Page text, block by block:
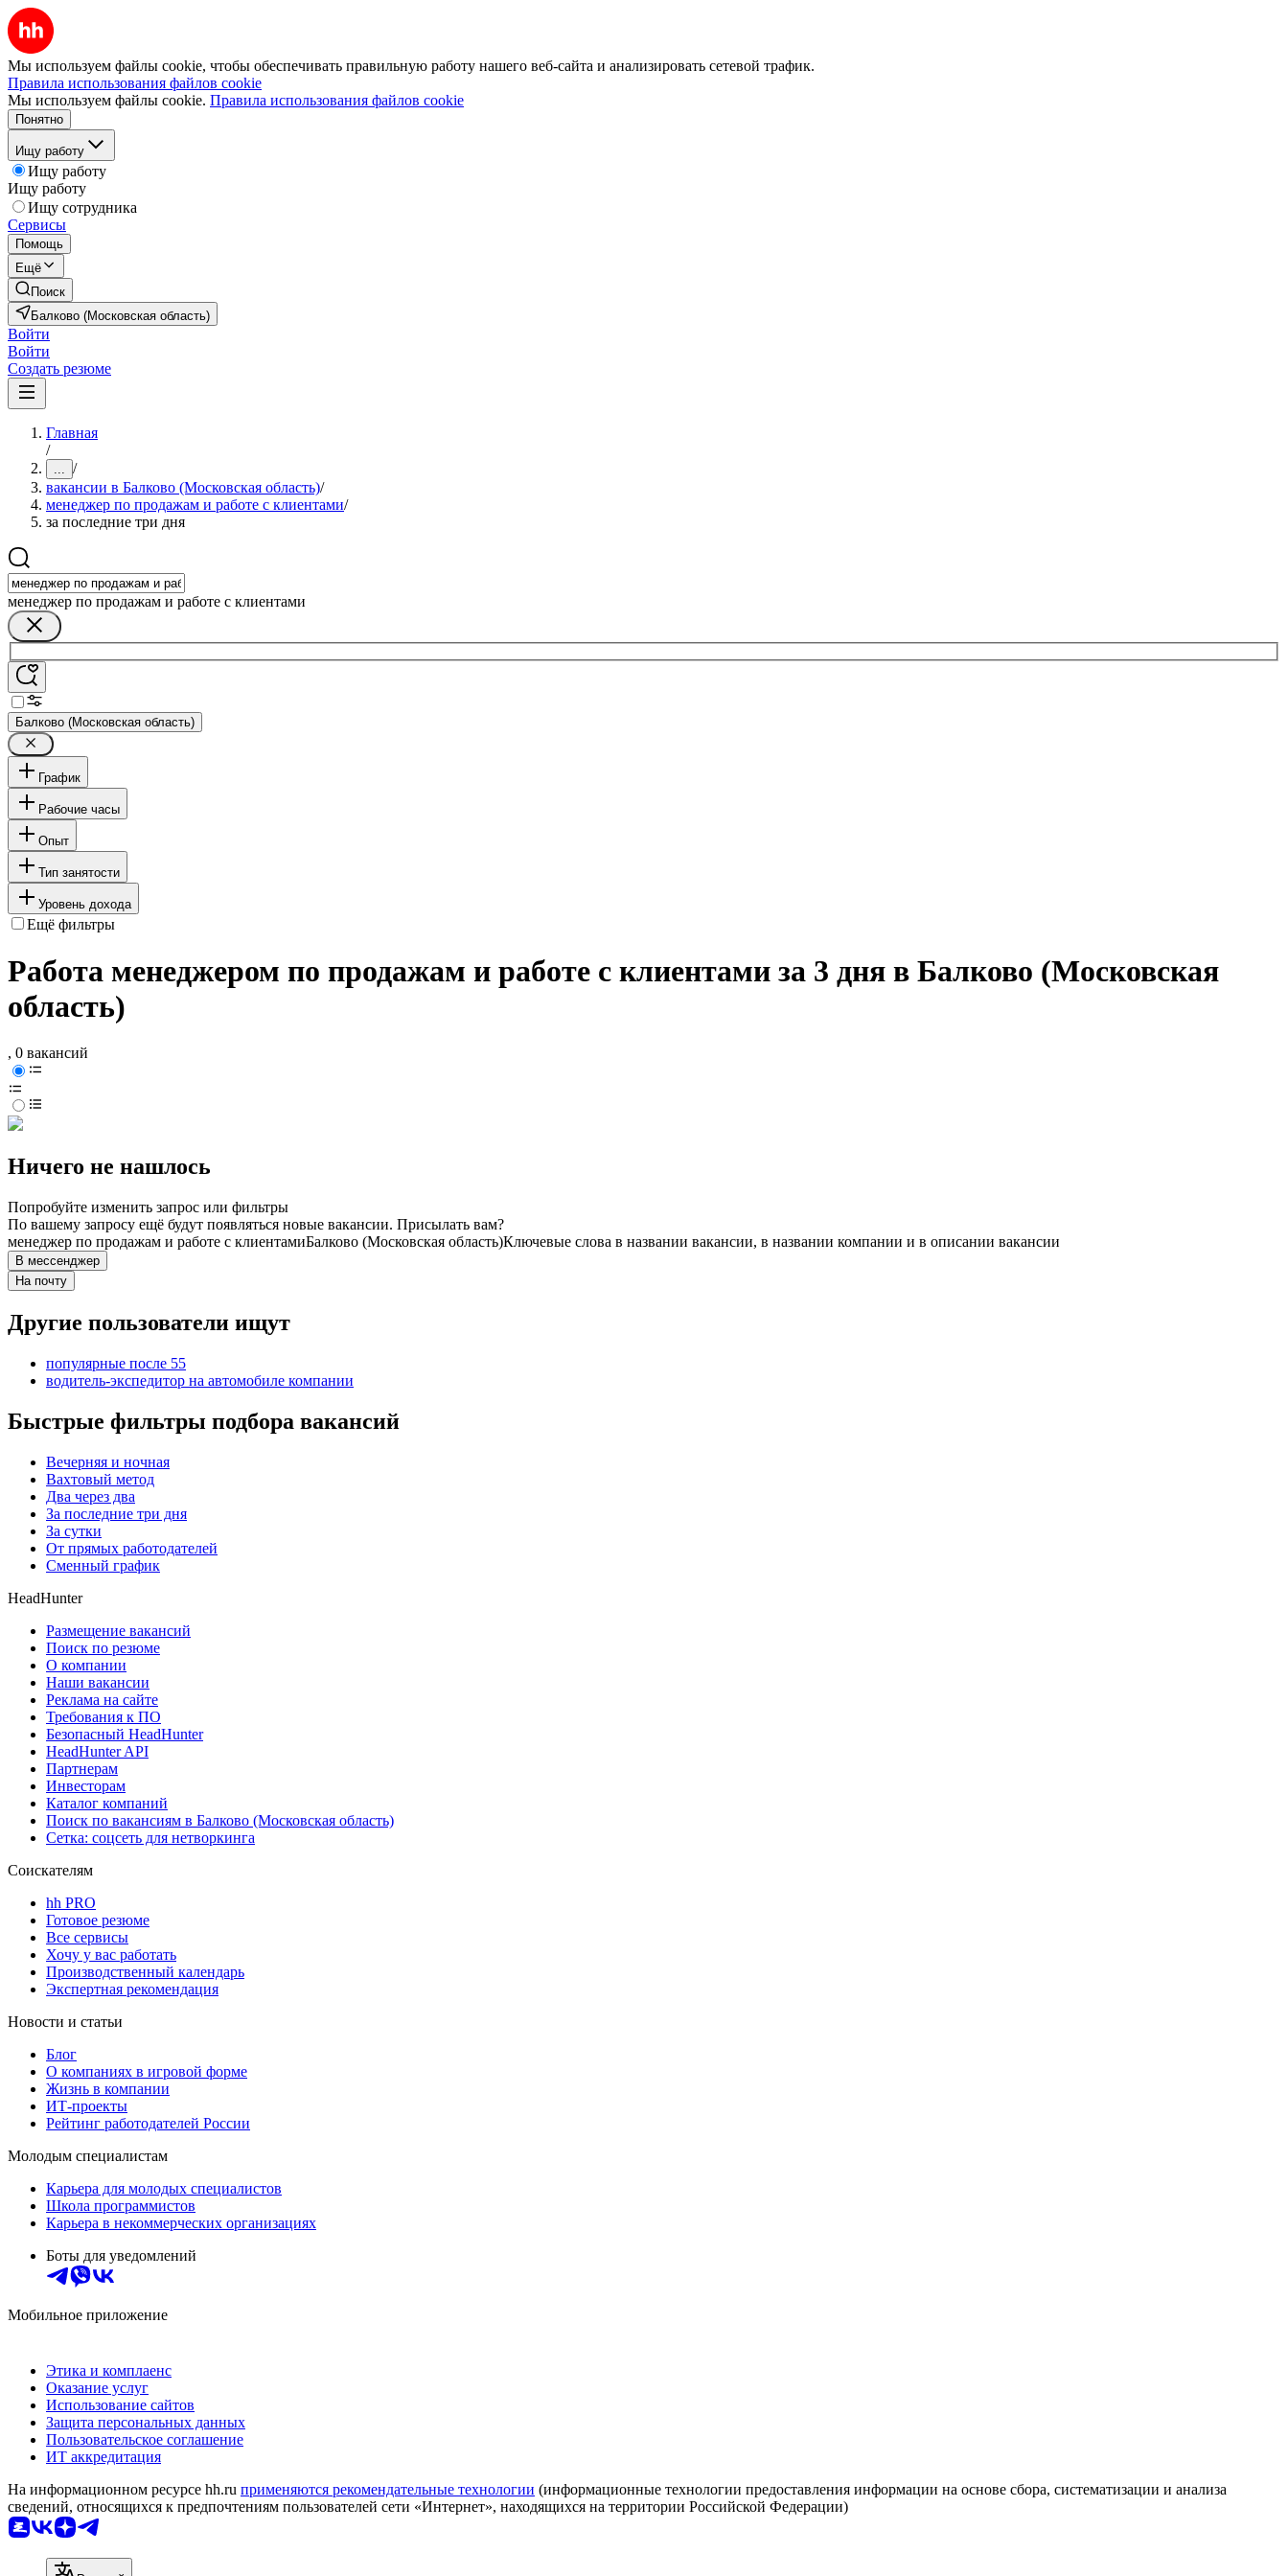
Мы используем файлы cookie, чтобы обеспечивать правильную работу нашего веб-сайта и анализировать сетевой трафик.
Правила использования файлов cookie
Мы используем файлы cookie. Правила использования файлов cookie
Понятно
Ищу работу
Ищу работу
Ищу работу
Ищу сотрудника
Сервисы
Помощь
Ещё
Поиск
Балково (Московская область)
Войти
Войти
Создать резюме
Главная
/
... /
вакансии в Балково (Московская область)/
менеджер по продажам и работе с клиентами/
за последние три дня
менеджер по продажам и работе с клиентами
Балково (Московская область)
График
Рабочие часы
Опыт
Тип занятости
Уровень дохода
Ещё фильтры
Работа менеджером по продажам и работе с клиентами за 3 дня в Балково (Московская
область)
, 0 вакансий
Ничего не нашлось
Попробуйте изменить запрос или фильтры
По вашему запросу ещё будут появляться новые вакансии. Присылать вам?
менеджер по продажам и работе с клиентамиБалково (Московская область)Ключевые слова в названии вакансии, в названии компании и в описании вакансии
В мессенджер
На почту
Другие пользователи ищут
популярные после 55
водитель-экспедитор на автомобиле компании
Быстрые фильтры подбора вакансий
Вечерняя и ночная
Вахтовый метод
Два через два
За последние три дня
За сутки
От прямых работодателей
Сменный график
HeadHunter
Размещение вакансий
Поиск по резюме
О компании
Наши вакансии
Реклама на сайте
Требования к ПО
Безопасный HeadHunter
HeadHunter API
Партнерам
Инвесторам
Каталог компаний
Поиск по вакансиям в Балково (Московская область)
Сетка: соцсеть для нетворкинга
Соискателям
hh PRO
Готовое резюме
Все сервисы
Хочу у вас работать
Производственный календарь
Экспертная рекомендация
Новости и статьи
Блог
О компаниях в игровой форме
Жизнь в компании
ИТ-проекты
Рейтинг работодателей России
Молодым специалистам
Карьера для молодых специалистов
Школа программистов
Карьера в некоммерческих организациях
Боты для уведомлений
Мобильное приложение
Этика и комплаенс
Оказание услуг
Использование сайтов
Защита персональных данных
Пользовательское соглашение
ИТ аккредитация
На информационном ресурсе hh.ru применяются рекомендательные технологии (информационные технологии предоставления информации на основе сбора, систематизации и анализа
сведений, относящихся к предпочтениям пользователей сети «Интернет», находящихся на территории Российской Федерации)